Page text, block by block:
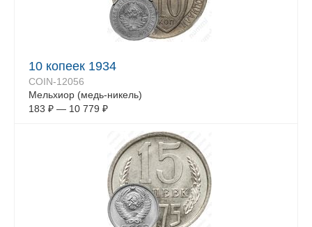
10 копеек 1934
COIN-12056
Мельхиор (медь-никель)
183 ₽ — 10 779 ₽